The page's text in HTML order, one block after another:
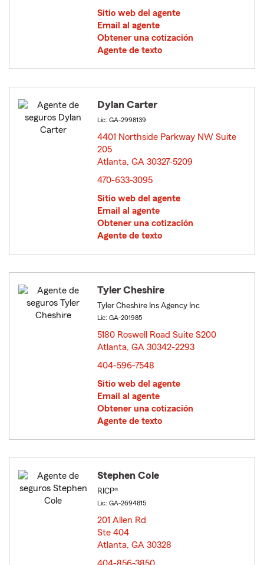
Sitio web del agente
Email al agente
Obtener una cotización
Agente de texto
Dylan Carter
Lic: GA-2998139
4401 Northside Parkway NW Suite
205
Atlanta, GA 30327-5209
470-633-3095
Sitio web del agente
Email al agente
Obtener una cotización
Agente de texto
Tyler Cheshire
Tyler Cheshire Ins Agency Inc
Lic: GA-201985
5180 Roswell Road Suite S200
Atlanta, GA 30342-2293
404-596-7548
Sitio web del agente
Email al agente
Obtener una cotización
Agente de texto
Stephen Cole
RICP®
Lic: GA-2694815
201 Allen Rd
Ste 404
Atlanta, GA 30328